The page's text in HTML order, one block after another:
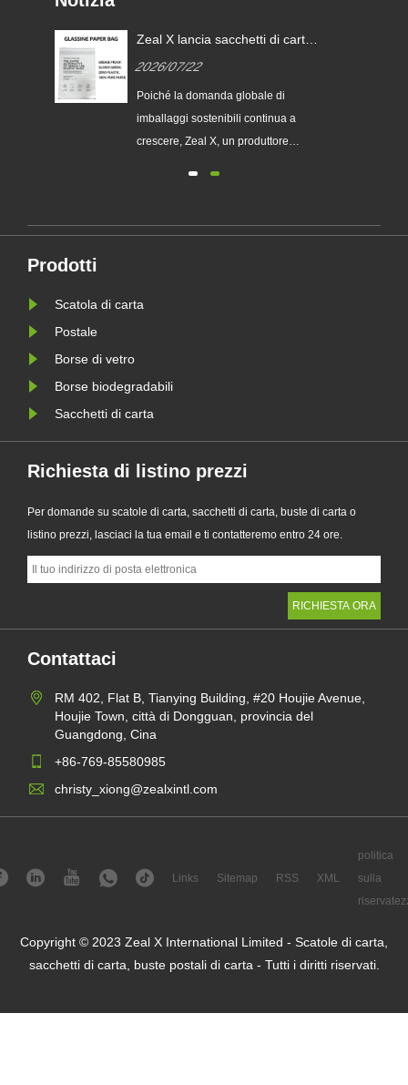
le
Zeal X lancia sacchetti di carta
aiutare i marchi globali a
sostituire gli imballaggi in
plastica monouso
2026/07/22
Poiché la domanda globale di
imballaggi sostenibili continua a
crescere, Zeal X, un produttore
carta Glassine personalizzati.
Prodotti
Scatola di carta
Postale
Borse di vetro
Borse biodegradabili
Sacchetti di carta
Richiesta di listino prezzi
Per domande su scatole di carta, sacchetti di carta, buste di carta o
listino prezzi, lasciaci la tua email e ti contatteremo entro 24 ore.
Contattaci
RM 402, Flat B, Tianying Building, #20 Houjie Avenue,
Houjie Town, città di Dongguan, provincia del
Guangdong, Cina
+86-769-85580985
christy_xiong@zealxintl.com
Links Sitemap RSS XML
politica
sulla
Copyright © 2023 Zeal X International Limited - Scatole di carta,
sacchetti di carta, buste postali di carta - Tutti i diritti riservati.